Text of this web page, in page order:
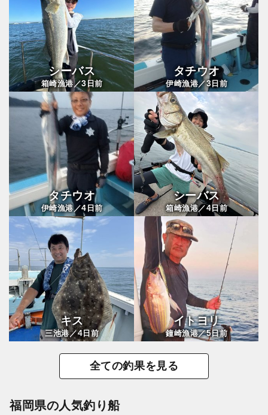
シーバス
箱崎漁港／3 日前
タチウオ
伊崎漁港／3日前
タチウオ
伊崎漁港／4 日前
シーバス
箱崎漁港／4日前
キス
三池港／4日前
イトヨリ
鐘崎漁港／5日前
全ての釣果を見る
福岡県の人気釣り船